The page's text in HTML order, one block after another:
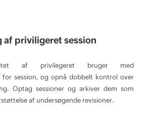
af priviligeret session
af privilegeret bruger med
for session, og opnå dobbelt kontrol over
Optag sessioner og arkiver dem som
af undersøgende revisioner.